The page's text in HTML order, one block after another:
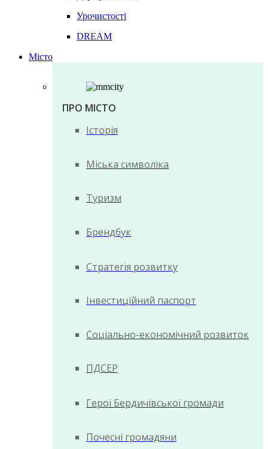
Урочистості
DREAM
Місто
ПРО МІСТО
Історія
Міська символіка
Туризм
Брендбук
Стратегія розвитку
Інвестиційний паспорт
Соціально-економічний розвиток
ПДСЕР
Герої Бердичівської громади
Почесні громадяни